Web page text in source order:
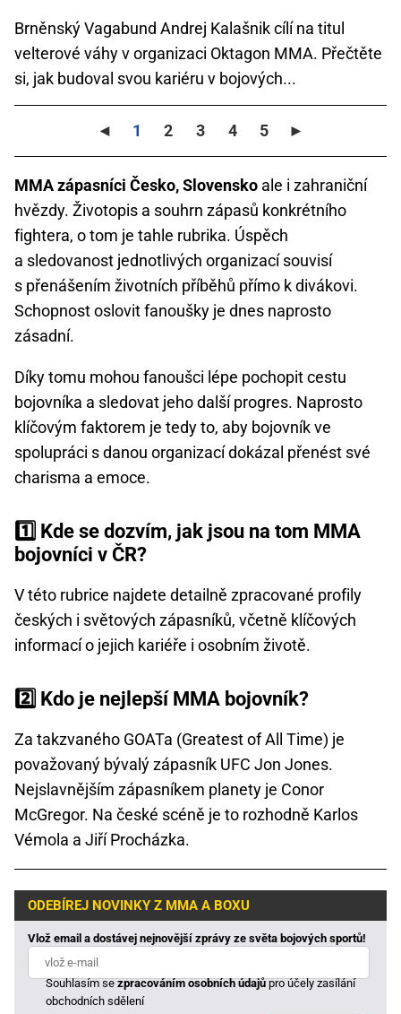
Brněnský Vagabund Andrej Kalašnik cílí na titul
velterové váhy v organizaci Oktagon MMA. Přečtěte
si, jak budoval svou kariéru v bojových...
◄ 1 2 3 4 5 ►
MMA zápasníci Česko, Slovensko ale i zahraniční
hvězdy. Životopis a souhrn zápasů konkrétního
fightera, o tom je tahle rubrika. Úspěch
a sledovanost jednotlivých organizací souvisí
s přenášením životních příběhů přímo k divákovi.
Schopnost oslovit fanoušky je dnes naprosto
zásadní.
Díky tomu mohou fanoušci lépe pochopit cestu
bojovníka a sledovat jeho další progres. Naprosto
klíčovým faktorem je tedy to, aby bojovník ve
spolupráci s danou organizací dokázal přenést své
charisma a emoce.
1️⃣ Kde se dozvím, jak jsou na tom MMA
bojovníci v ČR?
V této rubrice najdete detailně zpracované profily
českých i světových zápasníků, včetně klíčových
informací o jejich kariéře i osobním životě.
2️⃣ Kdo je nejlepší MMA bojovník?
Za takzvaného GOATa (Greatest of All Time) je
považovaný bývalý zápasník UFC Jon Jones.
Nejslavnějším zápasníkem planety je Conor
McGregor. Na české scéně je to rozhodně Karlos
Vémola a Jiří Procházka.
ODEBÍREJ NOVINKY Z MMA A BOXU
Vlož email a dostávej nejnovější zprávy ze světa bojových sportů!
Souhlasím sezpracováním osobních údajůpro účely zasílání
obchodních sdělení